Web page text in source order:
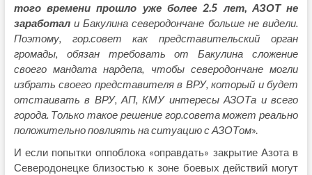
того времени прошло уже более 2.5 лет, АЗОТ не
заработал и Бакулина северодончане больше не видели.
Поэтому, гор.совет как представительский орган
громады, обязан требовать от Бакулина сложение
своего мандата нардепа, чтобы северодончане могли
избрать своего представителя в ВРУ, который и будет
отстаивать в ВРУ, АП, КМУ интересы АЗОТа и всего
города. Только такое решение гор.совета может реально
положительно повлиять на ситуацию с АЗОТом».
И если попытки оппоблока «оправдать» закрытие Азота в
Северодонецке близостью к зоне боевых действий могут